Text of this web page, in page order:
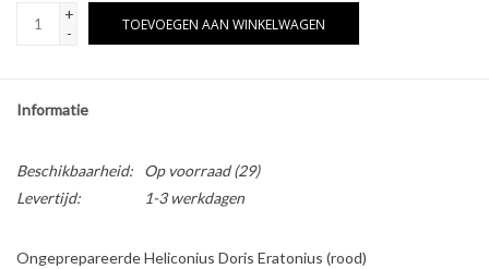
+
-
TOEVOEGEN AAN WINKELWAGEN
Informatie
Beschikbaarheid: Op voorraad(29)
Levertijd:
1-3 werkdagen
Ongeprepareerde Heliconius Doris Eratonius (rood)